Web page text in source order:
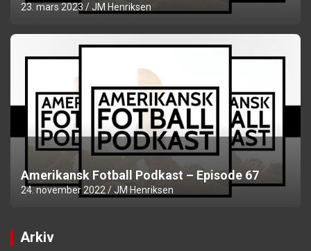
23. mars 2023 JM Henriksen
Amerikansk Fotball Podkast – Episode 67
24. november 2022 JM Henriksen
Arkiv